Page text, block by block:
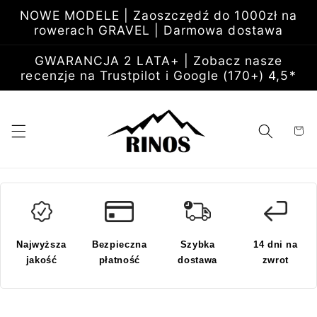
do
treści
NOWE MODELE | Zaoszczędź do 1000zł na
rowerach GRAVEL | Darmowa dostawa
GWARANCJA 2 LATA+ | Zobacz nasze
recenzje na Trustpilot i Google (170+) 4,5*
Koszyk
Najwyższa
jakość
Bezpieczna
płatność
Szybka
dostawa
14 dni na
zwrot